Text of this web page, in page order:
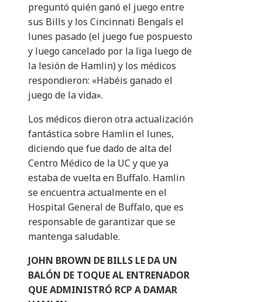
preguntó quién ganó el juego entre
sus Bills y los Cincinnati Bengals el
lunes pasado (el juego fue pospuesto
y luego cancelado por la liga luego de
la lesión de Hamlin) y los médicos
respondieron: «Habéis ganado el
juego de la vida».
Los médicos dieron otra actualización
fantástica sobre Hamlin el lunes,
diciendo que fue dado de alta del
Centro Médico de la UC y que ya
estaba de vuelta en Buffalo. Hamlin
se encuentra actualmente en el
Hospital General de Buffalo, que es
responsable de garantizar que se
mantenga saludable.
JOHN BROWN DE BILLS LE DA UN
BALÓN DE TOQUE AL ENTRENADOR
QUE ADMINISTRÓ RCP A DAMAR